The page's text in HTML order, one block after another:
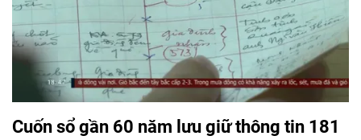
Cuốn sổ gần 60 năm lưu giữ thông tin 181